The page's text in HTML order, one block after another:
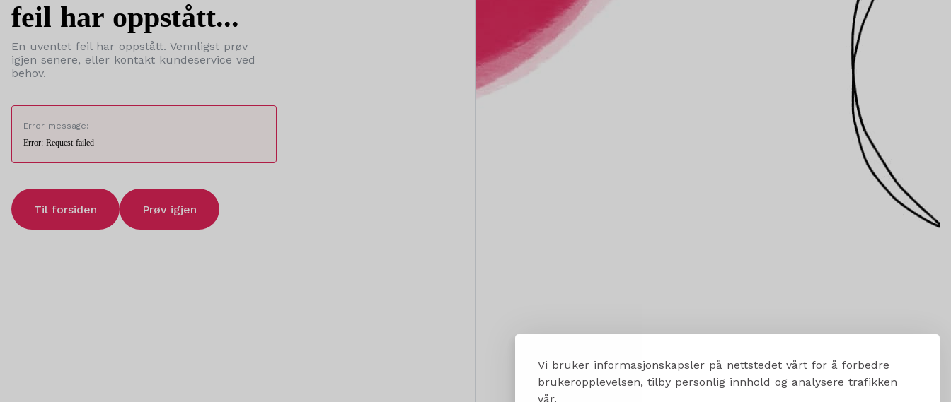
Vi bruker informasjonskapsler på nettstedet vårt for å forbedre
brukeropplevelsen, tilby personlig innhold og analysere trafikken
vår.
feil har oppstått...
En uventet feil har oppstått. Vennligst prøv
igjen senere, eller kontakt kundeservice ved
behov.
Error message:
Error: Request failed
Til forsiden Prøv igjen